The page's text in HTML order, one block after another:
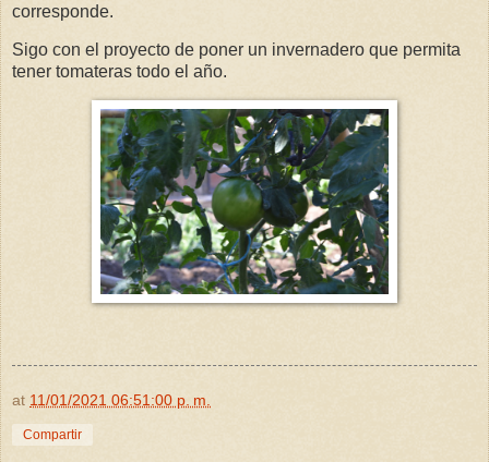
corresponde.
Sigo con el proyecto de poner un invernadero que permita
tener tomateras todo el año.
at 11/01/2021 06:51:00 p. m.
Compartir